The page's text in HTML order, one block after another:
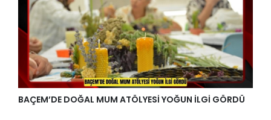
BAÇEM’DE DOĞAL MUM ATÖLYESİ YOĞUN İLGİ GÖRDÜ